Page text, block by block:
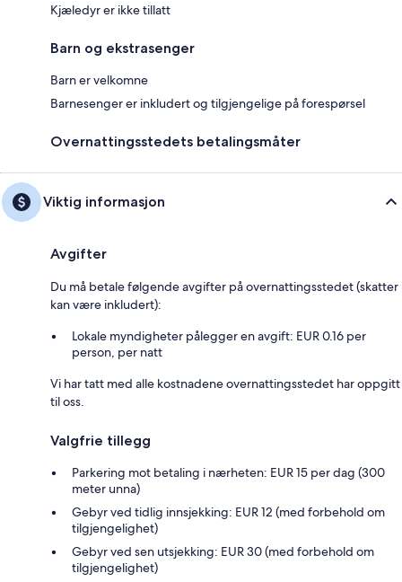
Kjæledyr er ikke tillatt
Barn og ekstrasenger
Barn er velkomne
Barnesenger er inkludert og tilgjengelige på forespørsel
Overnattingsstedets betalingsmåter
Viktig informasjon
Avgifter
Du må betale følgende avgifter på overnattingsstedet (skatter
kan være inkludert):
Lokale myndigheter pålegger en avgift: EUR 0.16 per
person, per natt
Vi har tatt med alle kostnadene overnattingsstedet har oppgitt
til oss.
Valgfrie tillegg
Parkering mot betaling i nærheten: EUR 15 per dag (300
meter unna)
Gebyr ved tidlig innsjekking: EUR 12 (med forbehold om
tilgjengelighet)
Gebyr ved sen utsjekking: EUR 30 (med forbehold om
tilgjengelighet)